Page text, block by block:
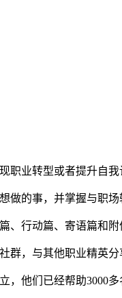
业转型或者提升自我
的事，并掌握与职场
、行动篇、寄语篇和附
，与其他职业精英分
，他们已经帮助3000